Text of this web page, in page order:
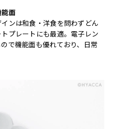
面
ンは和食・洋食を問わずどん
プレートにも最適。電子レン
で機能面も優れており、日常